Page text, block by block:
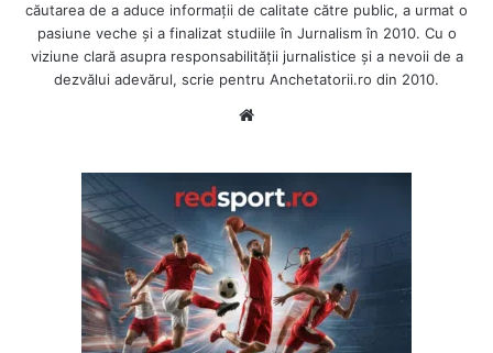
căutarea de a aduce informații de calitate către public, a urmat o
pasiune veche și a finalizat studiile în Jurnalism în 2010. Cu o
viziune clară asupra responsabilității jurnalistice și a nevoii de a
dezvălui adevărul, scrie pentru Anchetatorii.ro din 2010.